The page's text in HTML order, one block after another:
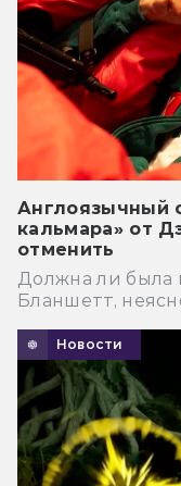
Англоязычный
кальмара» от
отменить
Должна ли была
Бланшетт,
Новости